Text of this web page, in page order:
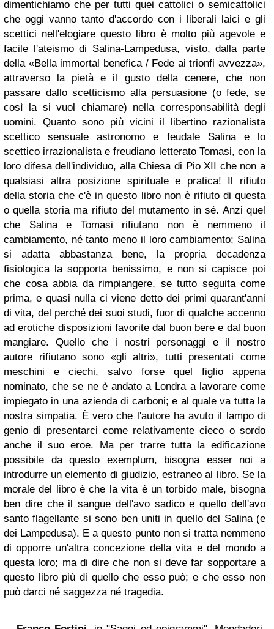
dimentichiamo che per tutti quei cattolici o semicattolici
che oggi vanno tanto d'accordo con i liberali laici e gli
scettici nell'elogiare questo libro è molto più agevole e
facile l'ateismo di Salina-Lampedusa, visto, dalla parte
della «Bella immortal benefica / Fede ai trionfi avvezza»,
attraverso la pietà e il gusto della cenere, che non
passare dallo scetticismo alla persuasione (o fede, se
così la si vuol chiamare) nella corresponsabilità degli
uomini. Quanto sono più vicini il libertino razionalista
scettico sensuale astronomo e feudale Salina e lo
scettico irrazionalista e freudiano letterato Tomasi, con la
loro difesa dell'individuo, alla Chiesa di Pio XII che non a
qualsiasi altra posizione spirituale e pratica! Il rifiuto
della storia che c'è in questo libro non è rifiuto di questa
o quella storia ma rifiuto del mutamento in sé. Anzi quel
che Salina e Tomasi rifiutano non è nemmeno il
cambiamento, né tanto meno il loro cambiamento; Salina
si adatta abbastanza bene, la propria decadenza
fisiologica la sopporta benissimo, e non si capisce poi
che cosa abbia da rimpiangere, se tutto seguita come
prima, e quasi nulla ci viene detto dei primi quarant'anni
di vita, del perché dei suoi studi, fuor di qualche accenno
ad erotiche disposizioni favorite dal buon bere e dal buon
mangiare. Quello che i nostri personaggi e il nostro
autore rifiutano sono «gli altri», tutti presentati come
meschini e ciechi, salvo forse quel figlio appena
nominato, che se ne è andato a Londra a lavorare come
impiegato in una azienda di carboni; e al quale va tutta la
nostra simpatia. È vero che l'autore ha avuto il lampo di
genio di presentarci come relativamente cieco o sordo
anche il suo eroe. Ma per trarre tutta la edificazione
possibile da questo exemplum, bisogna esser noi a
introdurre un elemento di giudizio, estraneo al libro. Se la
morale del libro è che la vita è un torbido male, bisogna
ben dire che il sangue dell'avo sadico e quello dell'avo
santo flagellante si sono ben uniti in quello del Salina (e
dei Lampedusa). E a questo punto non si tratta nemmeno
di opporre un'altra concezione della vita e del mondo a
questa loro; ma di dire che non si deve far sopportare a
questo libro più di quello che esso può; e che esso non
può darci né saggezza né tragedia.